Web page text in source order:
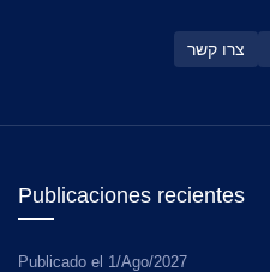
צרו קשר
Publicaciones recientes
Publicado el 1/Ago/2027